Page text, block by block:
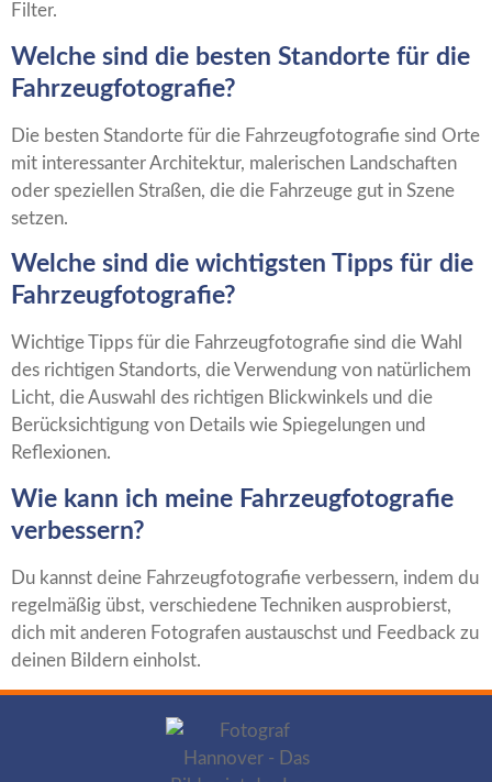
Filter.
Welche sind die besten Standorte für die
Fahrzeugfotografie?
Die besten Standorte für die Fahrzeugfotografie sind Orte
mit interessanter Architektur, malerischen Landschaften
oder speziellen Straßen, die die Fahrzeuge gut in Szene
setzen.
Welche sind die wichtigsten Tipps für die
Fahrzeugfotografie?
Wichtige Tipps für die Fahrzeugfotografie sind die Wahl
des richtigen Standorts, die Verwendung von natürlichem
Licht, die Auswahl des richtigen Blickwinkels und die
Berücksichtigung von Details wie Spiegelungen und
Reflexionen.
Wie kann ich meine Fahrzeugfotografie
verbessern?
Du kannst deine Fahrzeugfotografie verbessern, indem du
regelmäßig übst, verschiedene Techniken ausprobierst,
dich mit anderen Fotografen austauschst und Feedback zu
deinen Bildern einholst.